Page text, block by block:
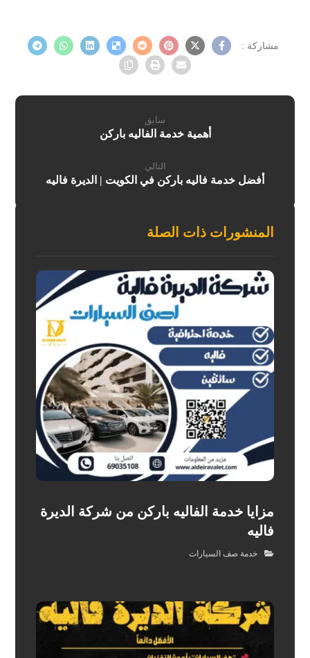
سابق
أهمية خدمة الفاليه باركن
التالي
أفضل خدمة فاليه باركن في الكويت | الديرة فاليه
المنشورات ذات الصلة
مزايا خدمة الفاليه باركن من شركة الديرة
فاليه
خدمة صف السيارات